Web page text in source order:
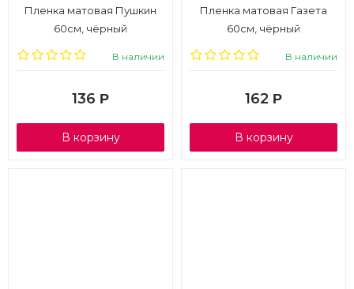
Пленка матовая Пушкин
60см, чёрный
В наличии
136 Р
В корзину
Пленка матовая Газета
60см, чёрный
В наличии
162 Р
В корзину